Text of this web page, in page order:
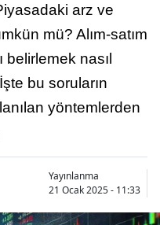
arz ve
mü? Alım-satım
belirlemek nasıl
bu soruların
yöntemlerden
Yayınlanma
21 Ocak 2025 - 11:33